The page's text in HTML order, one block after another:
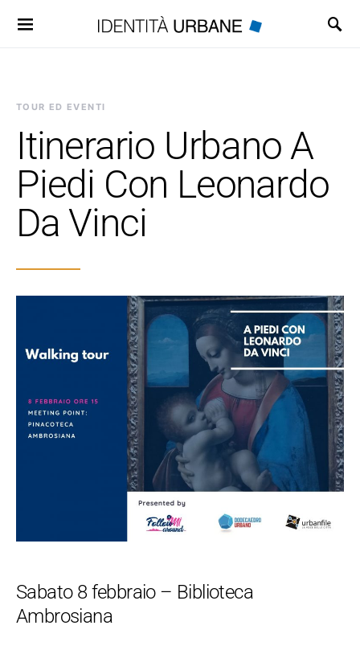
Search for:
TOUR ED EVENTI
Itinerario Urbano A
Piedi Con Leonardo
Da Vinci
Sabato 8 febbraio – Biblioteca
Ambrosiana